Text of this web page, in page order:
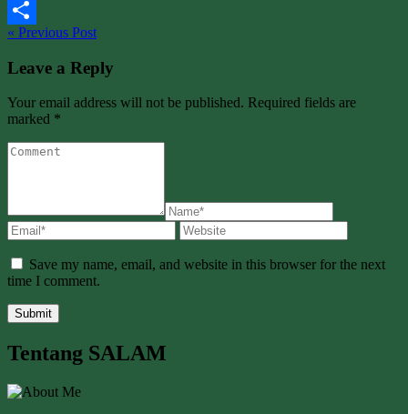
Email
Share
« Previous Post
Leave a Reply
Your email address will not be published. Required fields are
marked *
Save my name, email, and website in this browser for the next
time I comment.
Tentang SALAM